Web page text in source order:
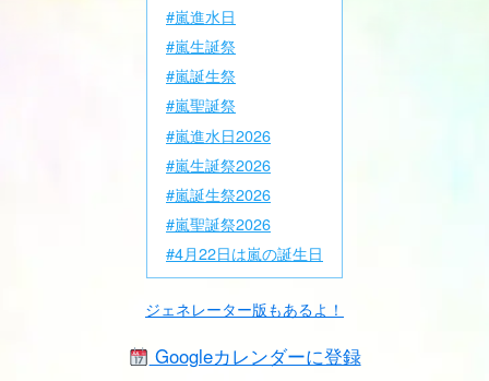
#嵐進水日
#嵐生誕祭
#嵐誕生祭
#嵐聖誕祭
#嵐進水日2026
#嵐生誕祭2026
#嵐誕生祭2026
#嵐聖誕祭2026
#4月22日は嵐の誕生日
ジェネレーター版もあるよ！
Googleカレンダーに登録